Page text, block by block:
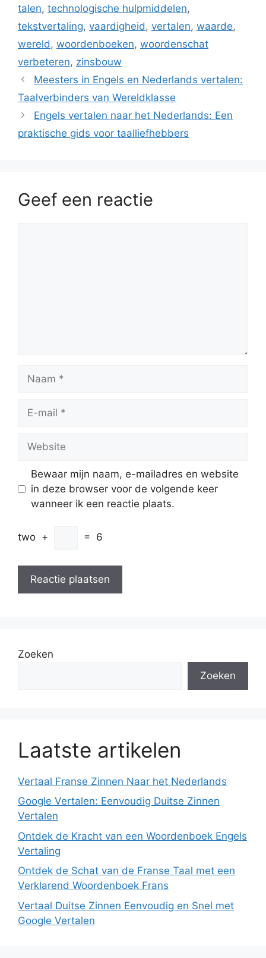
talen, technologische hulpmiddelen,
tekstvertaling, vaardigheid , vertalen, waarde,
wereld , woordenboeken, woordenschat
verbeteren, zinsbouw
Meesters in Engels en Nederlands vertalen:
Taalverbinders van Wereldklasse
Engels vertalen naar het Nederlands: Een
praktische gids voor taalliefhebbers
Geef een reactie
mail
Bewaar mijn naam, e-mailadres en website
in deze browser voor de volgende keer
wanneer ik een reactie plaats.
two + = 6
Zoeken
Zoeken
Laatste artikelen
Vertaal Franse Zinnen Naar het Nederlands
Google Vertalen: Eenvoudig Duitse Zinnen
Vertalen
Ontdek de Kracht van een Woordenboek Engels
Vertaling
Ontdek de Schat van de Franse Taal met een
Verklarend Woordenboek Frans
Vertaal Duitse Zinnen Eenvoudig en Snel met
Google Vertalen